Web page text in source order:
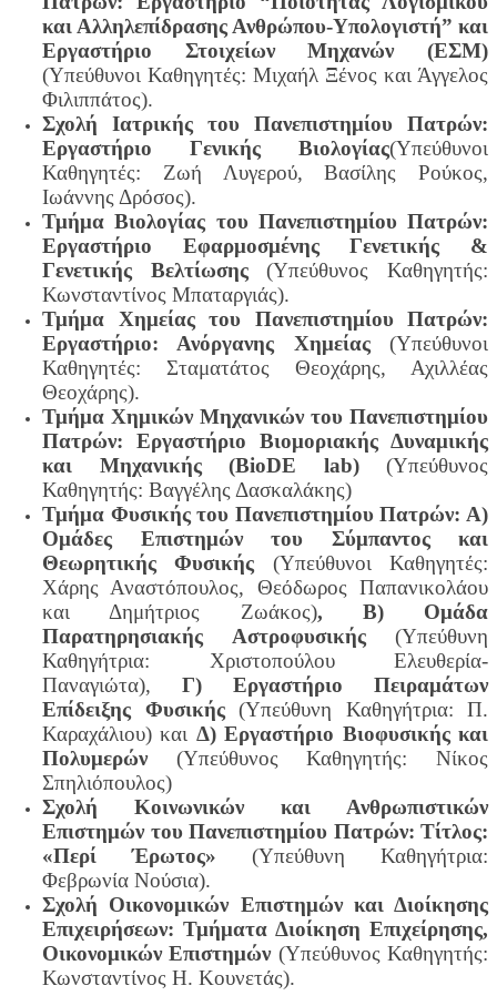
και Αλληλεπίδρασης Ανθρώπου-Υπολογιστή” και
Εργαστήριο Στοιχείων Μηχανών (ΕΣΜ)
(Υπεύθυνοι Καθηγητές: Μιχαήλ Ξένος και Άγγελος
Φιλιππάτος).
Σχολή Ιατρικής του Πανεπιστημίου Πατρών:
Εργαστήριο Γενικής Βιολογίας(Υπεύθυνοι
Καθηγητές: Ζωή Λυγερού, Βασίλης Ρούκος,
Ιωάννης Δρόσος).
Τμήμα Βιολογίας του Πανεπιστημίου Πατρών:
Εργαστήριο Εφαρμοσμένης Γενετικής &
Γενετικής Βελτίωσης(Υπεύθυνος Καθηγητής:
Κωνσταντίνος Μπαταργιάς).
Τμήμα Χημείας του Πανεπιστημίου Πατρών:
Εργαστήριο: Ανόργανης Χημείας (Υπεύθυνοι
Καθηγητές: Σταματάτος Θεοχάρης, Αχιλλέας
Θεοχάρης).
Τμήμα Χημικών Μηχανικών του Πανεπιστημίου
Πατρών: Εργαστήριο Βιομοριακής Δυναμικής
και Μηχανικής (BioDE lab) (Υπεύθυνος
Καθηγητής: Βαγγέλης Δασκαλάκης)
Τμήμα Φυσικής του Πανεπιστημίου Πατρών: Α)
Ομάδες Επιστημών του Σύμπαντος και
Θεωρητικής Φυσικής (Υπεύθυνοι Καθηγητές:
Χάρης Αναστόπουλος, Θεόδωρος Παπανικολάου
και Δημήτριος Ζωάκος), Β) Ομάδα
Παρατηρησιακής Αστροφυσικής (Υπεύθυνη
Καθηγήτρια: Χριστοπούλου Ελευθερία-
Παναγιώτα), Γ)
Εργαστήριο Πειραμάτων
Επίδειξης Φυσικής(Υπεύθυνη Καθηγήτρια: Π.
Καραχάλιου) και Δ) Εργαστήριο Βιοφυσικής και
Πολυμερών(Υπεύθυνος Καθηγητής: Νίκος
Σπηλιόπουλος)
Σχολή Κοινωνικών και Ανθρωπιστικών
Επιστημών του Πανεπιστημίου Πατρών: Τίτλος:
«Περί Έρωτος» (Υπεύθυνη Καθηγήτρια:
Φεβρωνία Νούσια).
Σχολή Οικονομικών Επιστημών και Διοίκησης
Επιχειρήσεων: Τμήματα Διοίκηση Επιχείρησης,
Οικονομικών Επιστημών (Υπεύθυνος Καθηγητής:
Κωνσταντίνος Η. Κουνετάς).